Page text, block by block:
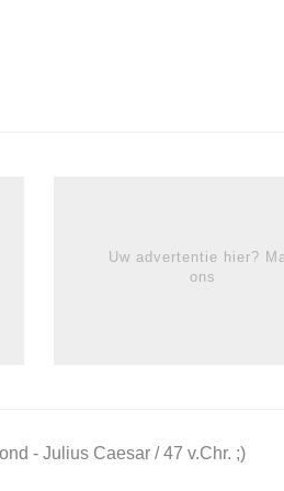
Uw advertentie hier?
ons
- Julius Caesar / 47 v.Chr. ;)